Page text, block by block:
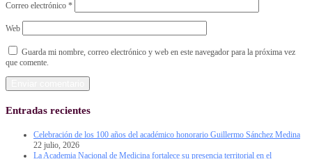
Correo electrónico *
Web
Guarda mi nombre, correo electrónico y web en este navegador para la próxima vez
que comente.
Entradas recientes
Celebración de los 100 años del académico honorario Guillermo Sánchez Medina
22 julio, 2026
La Academia Nacional de Medicina fortalece su presencia territorial en el